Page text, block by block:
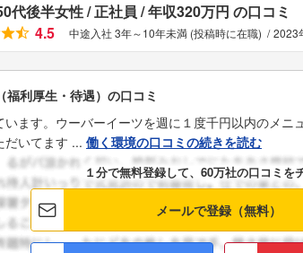
代後半女性 正社員 年収320万円 の口コミ
4.5
中途入社 3年～10年未満 (投稿時に在職) 2023
福利厚生・待遇）の口コミ
います。ウーバーイーツを週に１度千円以内のメ
だいてます ... 働く環境の口コミの続きを読む
１分で無料登録して、60万社の口コミを
メールで登録（無料）